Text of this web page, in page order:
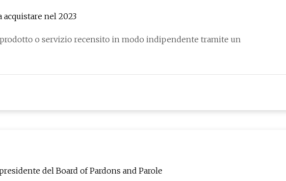
nel 2023
o servizio recensito in modo indipendente tramite un
del Board of Pardons and Parole